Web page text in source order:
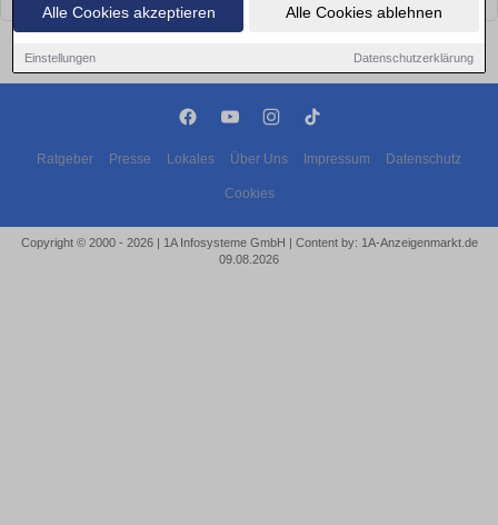
Alle Cookies akzeptieren Alle Cookies ablehnen
Einstellungen Datenschutzerklärung
Ratgeber Presse Lokales Über Uns Impressum Datenschutz
Cookies
Copyright © 2000 - 2026 | 1A Infosysteme GmbH | Content by: 1A-Anzeigenmarkt.de
09.08.2026